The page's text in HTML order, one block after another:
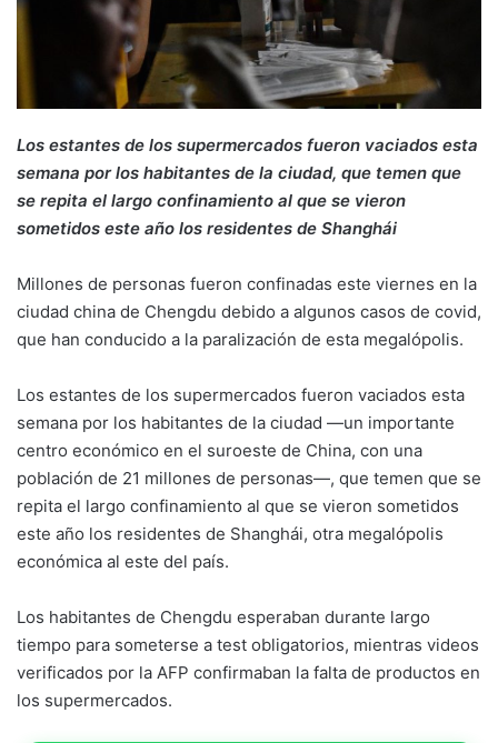
Los estantes de los supermercados fueron vaciados esta
semana por los habitantes de la ciudad, que temen que
se repita el largo confinamiento al que se vieron
sometidos este año los residentes de Shanghái
Millones de personas fueron confinadas este viernes en la
ciudad china de Chengdu debido a algunos casos de covid,
que han conducido a la paralización de esta megalópolis.
Los estantes de los supermercados fueron vaciados esta
semana por los habitantes de la ciudad —un importante
centro económico en el suroeste de China, con una
población de 21 millones de personas—, que temen que se
repita el largo confinamiento al que se vieron sometidos
este año los residentes de Shanghái, otra megalópolis
económica al este del país.
Los habitantes de Chengdu esperaban durante largo
tiempo para someterse a test obligatorios, mientras videos
verificados por la AFP confirmaban la falta de productos en
los supermercados.